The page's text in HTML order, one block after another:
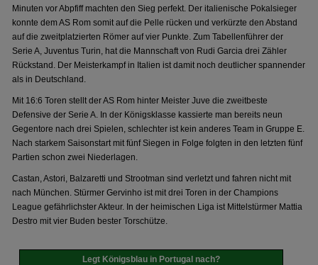
Minuten vor Abpfiff machten den Sieg perfekt. Der italienische Pokalsieger
konnte dem AS Rom somit auf die Pelle rücken und verkürzte den Abstand
auf die zweitplatzierten Römer auf vier Punkte. Zum Tabellenführer der
Serie A, Juventus Turin, hat die Mannschaft von Rudi Garcia drei Zähler
Rückstand. Der Meisterkampf in Italien ist damit noch deutlicher spannender
als in Deutschland.
Mit 16:6 Toren stellt der AS Rom hinter Meister Juve die zweitbeste
Defensive der Serie A. In der Königsklasse kassierte man bereits neun
Gegentore nach drei Spielen, schlechter ist kein anderes Team in Gruppe E.
Nach starkem Saisonstart mit fünf Siegen in Folge folgten in den letzten fünf
Partien schon zwei Niederlagen.
Castan, Astori, Balzaretti und Strootman sind verletzt und fahren nicht mit
nach München. Stürmer Gervinho ist mit drei Toren in der Champions
League gefährlichster Akteur. In der heimischen Liga ist Mittelstürmer Mattia
Destro mit vier Buden bester Torschütze.
Legt Königsblau in Portugal nach?